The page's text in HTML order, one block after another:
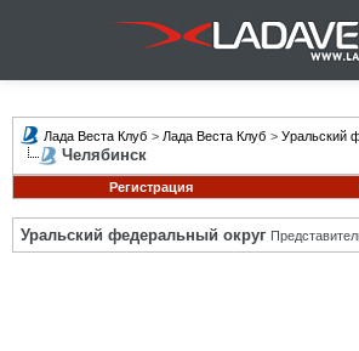
Лада Веста Клуб > Лада Веста Клуб > Уральский
Челябинск
Регистрация
Уральский федеральный округ